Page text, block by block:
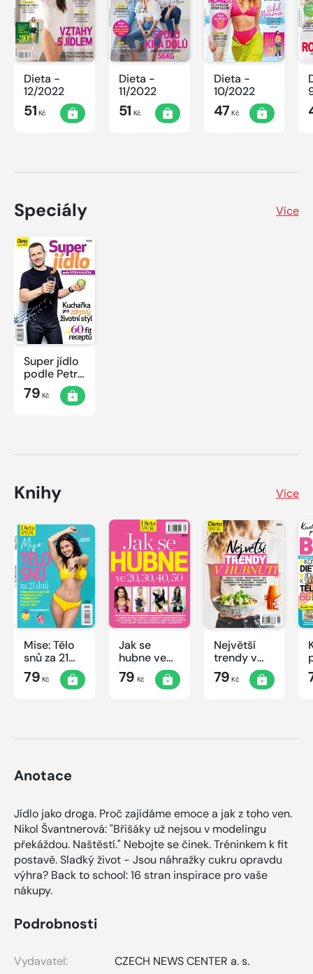
Dieta -
12/2022
51 Kč
Dieta -
11/2022
51 Kč
Dieta -
10/2022
47Kč
Speciály Více
Super jídlo
podle Petra
Havlíčka
79 Kč
Knihy Více
Mise: Tělo
snů za 21
dnů
79 Kč
Jak se
hubne ve
20, 30, 40,
50
79 Kč
Největší
trendy v
hubnutí
79 Kč
Anotace
Jídlo jako droga. Proč zajídáme emoce a jak z toho ven.
Nikol Švantnerová: "Břišáky už nejsou v modelingu
překáždou. Naštěstí." Nebojte se činek. Tréninkem k fit
postavě. Sladký život - Jsou náhražky cukru opravdu
výhra? Back to school: 16 stran inspirace pro vaše
nákupy.
Podrobnosti
Vydavatel:
CZECH NEWS CENTER a. s.